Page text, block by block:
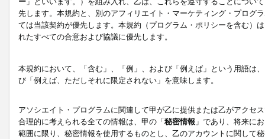
先します。本規約と、別のアフィリエイト・マーケティング・プログ
ては当該契約が優先します。本規約（プログラム・ポリシーを含む）
れたすべての合意および協議に優先します。
本規約において、「含む」、「例」、および「例えば」という用語は
び「例えば、ただしそれに限定されない」を意味します。
アソシエイト・プログラムに関連して甲が乙に提供または乙がアクセ
合理的に考えられる全ての情報は、甲の「秘密情報 」であり、将来に
範囲に限り、秘密情報を使用するものとし、乙のアカウントに関して